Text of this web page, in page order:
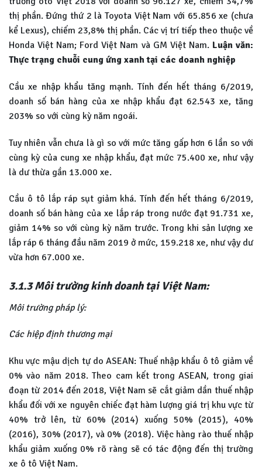
thị phần. Đứng thứ 2 là Toyota Việt Nam với 65.856 xe (chưa
kể Lexus), chiếm 23,8% thị phần. Các vị trí tiếp theo thuộc về
Honda Việt Nam; Ford Việt Nam và GM Việt Nam. Luận văn:
Thực trạng chuỗi cung ứng xanh tại các doanh nghiệp
Cầu xe nhập khẩu tăng mạnh. Tính đến hết tháng 6/2019,
doanh số bán hàng của xe nhập khẩu đạt 62.543 xe, tăng
203% so với cùng kỳ năm ngoái.
Tuy nhiên vẫn chưa là gì so với mức tăng gấp hơn 6 lần so với
cùng kỳ của cung xe nhập khẩu, đạt mức 75.400 xe, như vậy
là dư thừa gần 13.000 xe.
Cầu ô tô lắp ráp sụt giảm khá. Tính đến hết tháng 6/2019,
doanh số bán hàng của xe lắp ráp trong nước đạt 91.731 xe,
giảm 14% so với cùng kỳ năm trước. Trong khi sản lượng xe
lắp ráp 6 tháng đầu năm 2019 ở mức, 159.218 xe, như vậy dư
vừa hơn 67.000 xe.
3.1.3 Môi trường kinh doanh tại Việt Nam:
Môi trường pháp lý:
Các hiệp định thương mại
Khu vực mậu dịch tự do ASEAN: Thuế nhập khẩu ô tô giảm về
0% vào năm 2018. Theo cam kết trong ASEAN, trong giai
đoạn từ 2014 đến 2018, Việt Nam sẽ cắt giảm dần thuế nhập
khẩu đối với xe nguyên chiếc đạt hàm lượng giá trị khu vực từ
40% trở lên, từ 60% (2014) xuống 50% (2015), 40%
(2016), 30% (2017), và 0% (2018). Việc hàng rào thuế nhập
khẩu giảm xuống 0% rõ ràng sẽ có tác động đến thị trường
xe ô tô Việt Nam.